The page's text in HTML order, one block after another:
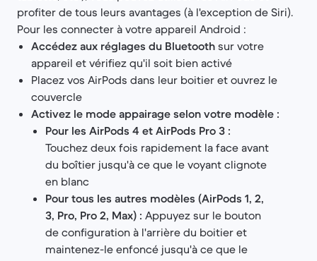
profiter de tous leurs avantages (à l'exception de Siri).
Pour les connecter à votre appareil Android :
Accédez aux réglages du Bluetooth sur votre
appareil et vérifiez qu'il soit bien activé
Placez vos AirPods dans leur boitier et ouvrez le
couvercle
Activez le mode appairage selon votre modèle :
Pour les AirPods 4 et AirPods Pro 3 :
Touchez deux fois rapidement la face avant
du boîtier jusqu'à ce que le voyant clignote
en blanc
Pour tous les autres modèles (AirPods 1, 2,
3, Pro, Pro 2, Max) : Appuyez sur le bouton
de configuration à l'arrière du boitier et
maintenez-le enfoncé jusqu'à ce que le